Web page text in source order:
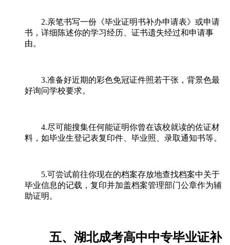
2.亲笔书写一份《毕业证明书补办申请表》或申请
书，详细陈述你的学习经历、证书遗失经过和申请事
由。
3.准备好近期的彩色免冠证件照若干张，背景色最
好询问学校要求。
4.尽可能搜集任何能证明你曾在该校就读的佐证材
料，如毕业生登记表复印件、毕业照、录取通知书等。
5.可尝试前往你现在的档案存放地查找档案中关于
毕业信息的记载，复印并加盖档案管理部门公章作为辅
助证明。
五、湖北成考高中中专毕业证补